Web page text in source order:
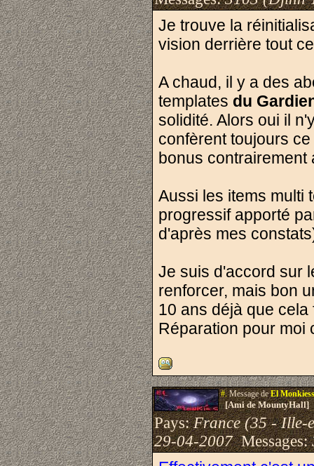
Je trouve la
vision derrière tout
A chaud, il y a des
templates du
solidité. Alors oui il
confèrent toujours
bonus contrairement
Aussi les items multi
progressif apporté
d'après mes
Je suis d'accord sur
renforcer, mais bon
10 ans déjà que
Réparation pour moi
#.Message deEl Monkiess
[Ami de MountyHall]
Pays:France (35 - Ille-
29-04-2007Messages: